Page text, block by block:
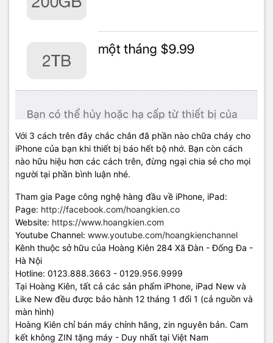
Với 3 cách trên đây chắc chắn đã phần nào chữa cháy cho
iPhone của bạn khi thiết bị báo hết bộ nhớ. Bạn còn cách
nào hữu hiệu hơn các cách trên, đừng ngại chia sẻ cho mọi
người tại phần bình luận nhé.
Tham gia Page công nghệ hàng đầu về iPhone, iPad:
Page: http://facebook.com/hoangkien.co
Website: https://www.hoangkien.com
Youtube Channel: www.youtube.com/hoangkienchannel
Kênh thuộc sở hữu của Hoàng Kiên 284 Xã Đàn - Đống Đa -
Hà Nội
Hotline: 0123.888.3663 - 0129.956.9999
Tại Hoàng Kiên, tất cả các sản phẩm iPhone, iPad New và
Like New đều được bảo hành 12 tháng 1 đổi 1 (cả nguồn và
màn hình)
Hoàng Kiên chỉ bán máy chính hãng, zin nguyên bản. Cam
kết không ZIN tặng máy - Duy nhất tại Việt Nam